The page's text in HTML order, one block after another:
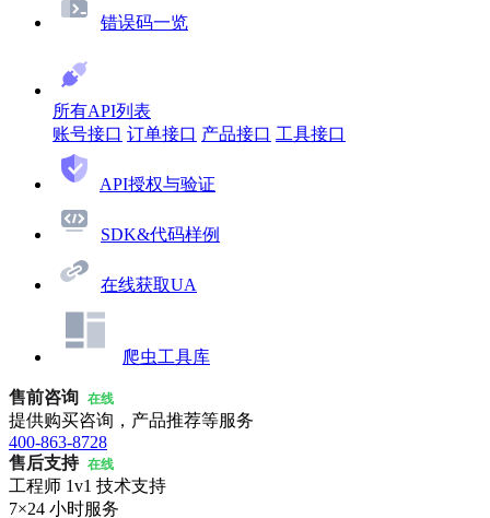
错误码一览
所有API列表
账号接口 订单接口 产品接口 工具接口
API授权与验证
SDK&代码样例
在线获取UA
爬虫工具库
售前咨询 在线
提供购买咨询，产品推荐等服务
400-863-8728
售后支持 在线
工程师 1v1 技术支持
7×24 小时服务